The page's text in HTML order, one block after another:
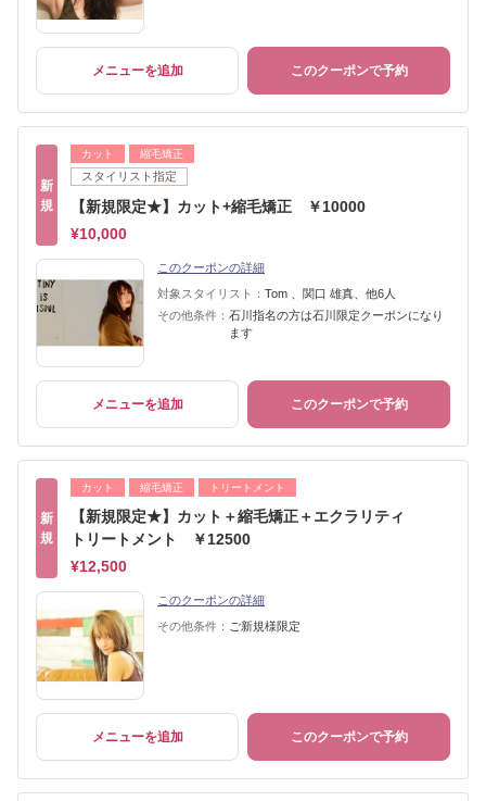
メニューを追加 このクーポンで予約
新
規
カット 縮毛矯正
スタイリスト指定
【新規限定★】カット+縮毛矯正 ￥10000
¥10,000
このクーポンの詳細
対象スタイリスト： Tom 、関口 雄真、他6人
その他条件： 石川指名の方は石川限定クーポンになり
ます
メニューを追加 このクーポンで予約
新
規
カット 縮毛矯正 トリートメント
【新規限定★】カット＋縮毛矯正＋エクラリティ
トリートメント ￥12500
¥12,500
このクーポンの詳細
その他条件： ご新規様限定
メニューを追加 このクーポンで予約